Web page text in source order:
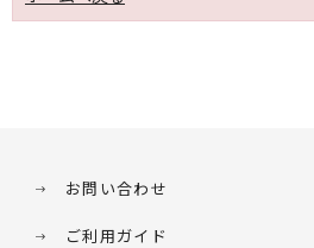
お問い合わせ
ご利用ガイド